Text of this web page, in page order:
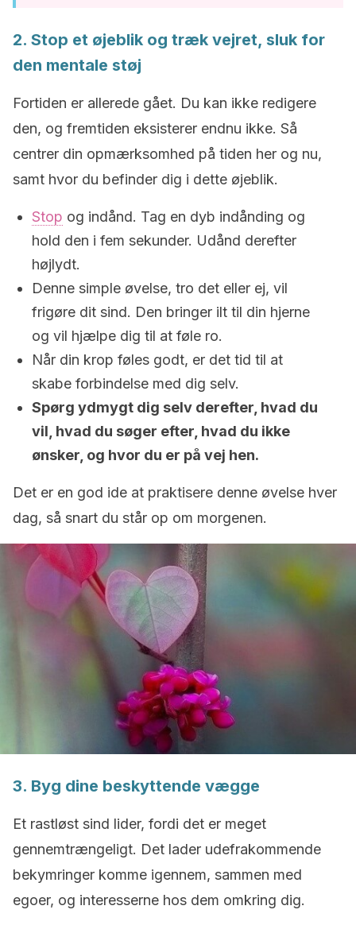
2. Stop et øjeblik og træk vejret, sluk for
den mentale støj
Fortiden er allerede gået. Du kan ikke redigere
den, og fremtiden eksisterer endnu ikke. Så
centrer din opmærksomhed på tiden her og nu,
samt hvor du befinder dig i dette øjeblik.
Stop og indånd. Tag en dyb indånding og
hold den i fem sekunder. Udånd derefter
højlydt.
Denne simple øvelse, tro det eller ej, vil
frigøre dit sind. Den bringer ilt til din hjerne
og vil hjælpe dig til at føle ro.
Når din krop føles godt, er det tid til at
skabe forbindelse med dig selv.
Spørg ydmygt dig selv derefter, hvad du
vil, hvad du søger efter, hvad du ikke
ønsker, og hvor du er på vej hen.
Det er en god ide at praktisere denne øvelse hver
dag, så snart du står op om morgenen.
3. Byg dine beskyttende vægge
Et rastløst sind lider, fordi det er meget
gennemtrængeligt. Det lader udefrakommende
bekymringer komme igennem, sammen med
egoer, og interesserne hos dem omkring dig.